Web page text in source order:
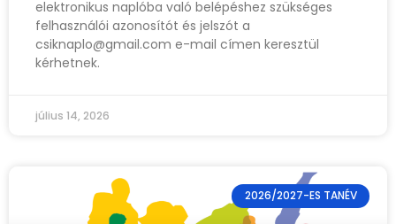
elektronikus naplóba való belépéshez szükséges
felhasználói azonosítót és jelszót a
csiknaplo@gmail.com e-mail címen keresztül
kérhetnek.
július 14, 2026
2026/2027-ES TANÉV